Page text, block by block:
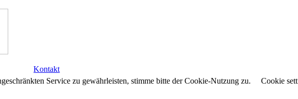
Kontakt
Service zu gewährleisten, stimme bitte der Cookie-Nutzung zu.
Cookie